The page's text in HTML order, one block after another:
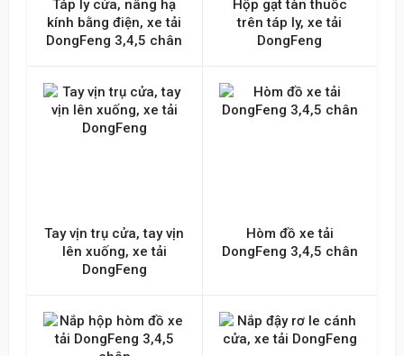
Táp ly cửa, nâng hạ
kính bằng điện, xe tải
DongFeng 3,4,5 chân
Hộp gạt tàn thuốc
trên táp ly, xe tải
DongFeng
Tay vịn trụ cửa, tay vịn
lên xuống, xe tải
DongFeng
Hòm đồ xe tải
DongFeng 3,4,5 chân